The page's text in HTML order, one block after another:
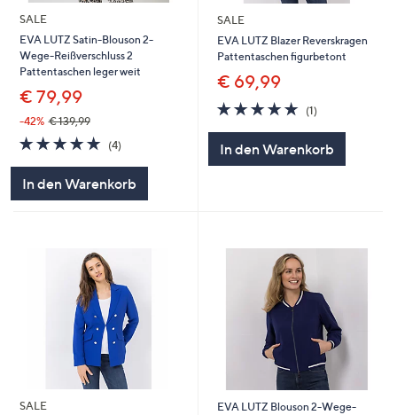
SALE
EVA LUTZ Satin-Blouson 2-
Wege-Reißverschluss 2
Pattentaschen leger weit
€ 79,99
-42% € 139,99
5.0
von
(4)4
In den Warenkorb
SALE
EVA LUTZ Blazer Reverskragen
Pattentaschen figurbetont
€ 69,99
5.0
von
(1)1
In den Warenkorb
SALE
EVA LUTZ Blouson 2-Wege-